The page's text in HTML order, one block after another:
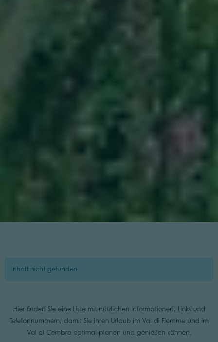
Inhalt nicht gefunden
Hier finden Sie eine Liste mit nützlichen Informationen, Links und
Telefonnummern, damit Sie ihren Urlaub im Val di Fiemme und im
Val di Cembra optimal planen und genießen können.